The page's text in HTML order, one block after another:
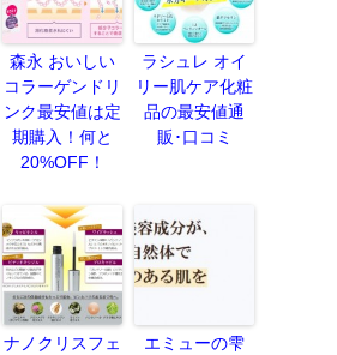
森永 おいしい
コラーゲンドリ
ンク最安値は定
期購入！何と
20%OFF！
ラシュレ オイ
リー肌ケア化粧
品の最安値通
販･口コミ
ナノクリスフェ
エミューの雫